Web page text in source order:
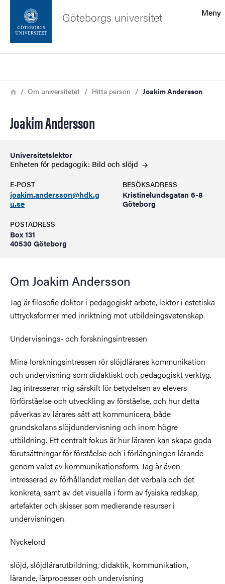
Sidfoten
Meny
Göteborgs universitet
Länkstig
HemOm universitetet Hitta person Joakim Andersson
Joakim Andersson
Universitetslektor
Enheten för pedagogik: Bild och slöjd
E-POST
joakim.andersson@hdk.g
u.se
BESÖKSADRESS
Kristinelundsgatan 6-8
Göteborg
POSTADRESS
Box 131
40530 Göteborg
Om Joakim Andersson
Jag är filosofie doktor i pedagogiskt arbete, lektor i estetiska
uttrycksformer med inriktning mot utbildningsvetenskap.
Undervisnings- och forskningsintressen
Mina forskningsintressen rör slöjdlärares kommunikation
och undervisning som didaktiskt och pedagogiskt verktyg.
Jag intresserar mig särskilt för betydelsen av elevers
förförståelse och utveckling av förståelse, och hur detta
påverkas av lärares sätt att kommunicera, både
grundskolans slöjdundervisning och inom högre
utbildning. Ett centralt fokus är hur läraren kan skapa goda
förutsättningar för förståelse och i förlängningen lärande
genom valet av kommunikationsform. Jag är även
intresserad av förhållandet mellan det verbala och det
konkreta, samt av det visuella i form av fysiska redskap,
artefakter och skisser som medierande resurser i
undervisningen.
Nyckelord
slöjd, slöjdlärarutbildning, didaktik, kommunikation,
lärande, lärprocesser och undervisning